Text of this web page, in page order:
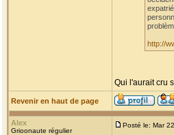
http://
Qui l'aurait cru
Revenir en haut de page
Alex
Grioonaute régulier
Posté le: Mar